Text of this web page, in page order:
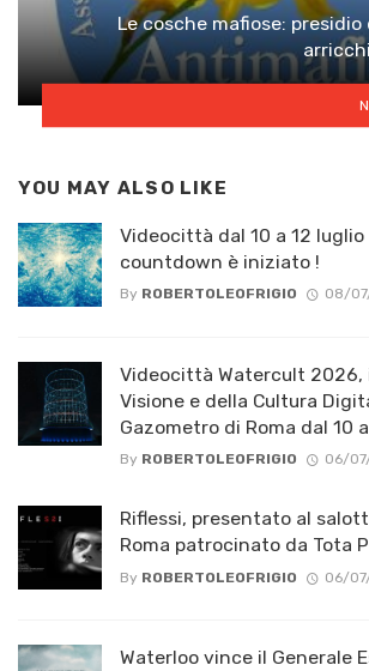
Le cosche mafiose:
YOU MAY ALSO LIKE
Videocittà dal 10 a 12
countdown è iniziato !
By ROBERTOLEOFRIGIO 08/
Videocittà Watercult 2026,
Visione e della Cultura
Gazometro di Roma dal 10
By ROBERTOLEOFRIGIO 06/
Riflessi, presentato al
Roma patrocinato da Tota
By ROBERTOLEOFRIGIO 06/
Waterloo vince il Generale